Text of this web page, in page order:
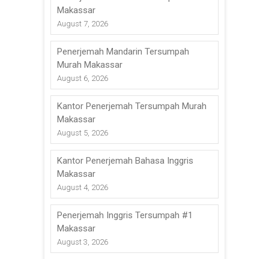
Makassar
August 7, 2026
Penerjemah Mandarin Tersumpah
Murah Makassar
August 6, 2026
Kantor Penerjemah Tersumpah Murah
Makassar
August 5, 2026
Kantor Penerjemah Bahasa Inggris
Makassar
August 4, 2026
Penerjemah Inggris Tersumpah #1
Makassar
August 3, 2026